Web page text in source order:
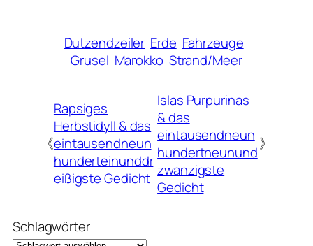
Dutzendzeiler Erde Fahrzeuge
Grusel Marokko Strand/Meer
《
Rapsiges
Herbstidyll & das
eintausendneun
hunderteinunddr
eißigste Gedicht
Islas Purpurinas
& das
eintausendneun
hundertneunund
zwanzigste
Gedicht
》
Schlagwörter